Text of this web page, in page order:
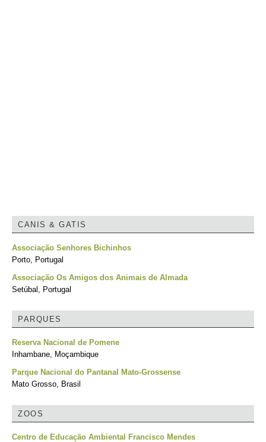
CANIS & GATIS
Associação Senhores Bichinhos
Porto, Portugal
Associação Os Amigos dos Animais de Almada
Setúbal, Portugal
PARQUES
Reserva Nacional de Pomene
Inhambane, Moçambique
Parque Nacional do Pantanal Mato-Grossense
Mato Grosso, Brasil
ZOOS
Centro de Educação Ambiental Francisco Mendes